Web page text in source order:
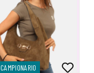
CAMPIONARIO